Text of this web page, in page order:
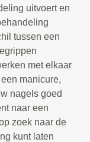
uitvoert en
tussen een
met elkaar
manicure,
nagels goed
naar een
zoek naar de
kunt laten